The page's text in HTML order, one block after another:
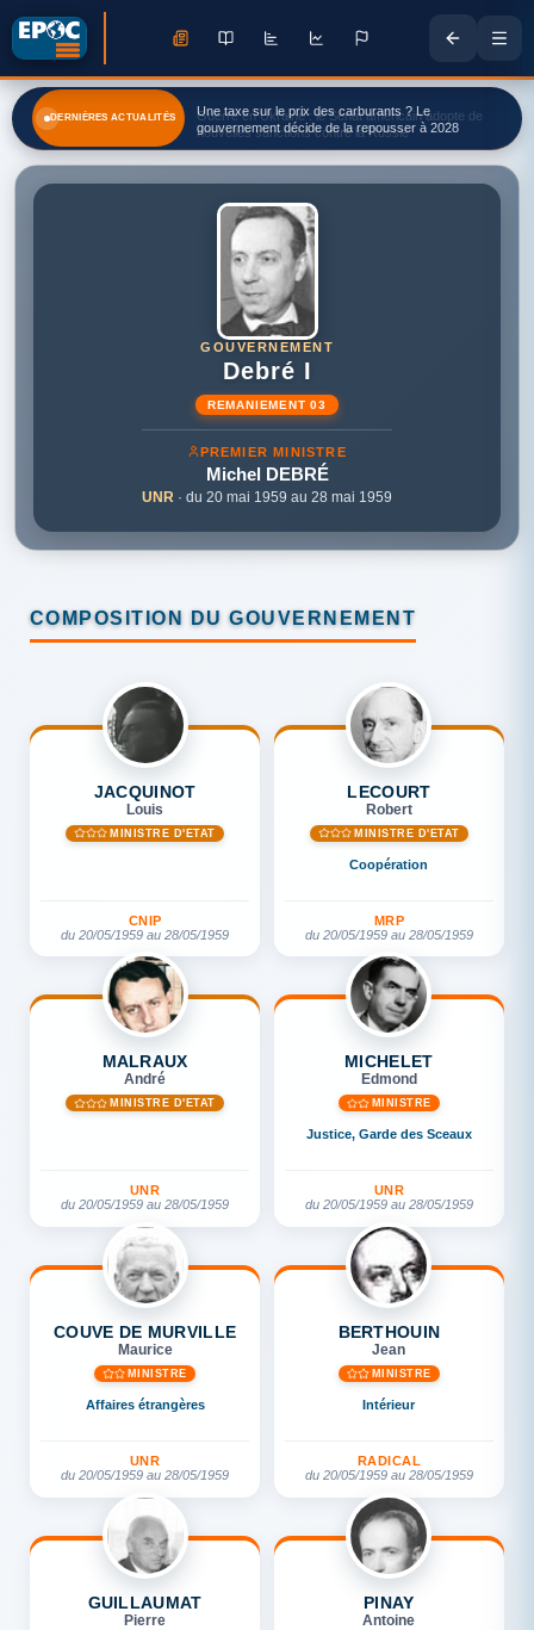
DERNIÈRES ACTUALITÉS
Une taxe sur le prix des carburants ? Le
gouvernement décide de la repousser à 2028
GOUVERNEMENT
Debré I
REMANIEMENT 03
PREMIER MINISTRE
Michel DEBRÉ
UNR · du 20 mai 1959 au 28 mai 1959
COMPOSITION DU GOUVERNEMENT
JACQUINOT
Louis
MINISTRE D'ETAT
CNIP
du 20/05/1959 au 28/05/1959
LECOURT
Robert
MINISTRE D'ETAT
Coopération
MRP
du 20/05/1959 au 28/05/1959
MALRAUX
André
MINISTRE D'ETAT
UNR
du 20/05/1959 au 28/05/1959
MICHELET
Edmond
MINISTRE
Justice, Garde des Sceaux
UNR
du 20/05/1959 au 28/05/1959
COUVE DE MURVILLE
Maurice
MINISTRE
Affaires étrangères
UNR
du 20/05/1959 au 28/05/1959
BERTHOUIN
Jean
MINISTRE
Intérieur
RADICAL
du 20/05/1959 au 28/05/1959
GUILLAUMAT
Pierre
PINAY
Antoine